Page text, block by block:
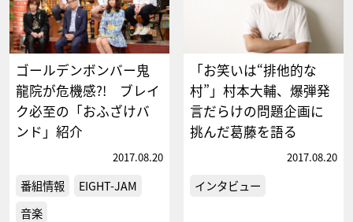
ゴールデンボンバー鬼
龍院が危機感?! ブレイ
ク必至の「おふざけバ
ンド」紹介
2017.08.20
番組情報
EIGHT-JAM
音楽
「お笑いは“排他的な
村”」村本大輔、爆弾発
言だらけの問題企画に
挑んだ葛藤を語る
2017.08.20
インタビュー